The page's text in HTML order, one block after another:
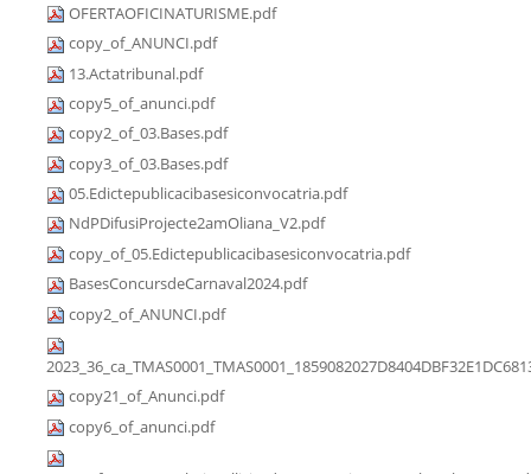
OFERTAOFICINATURISME.pdf
copy_of_ANUNCI.pdf
13.Actatribunal.pdf
copy5_of_anunci.pdf
copy2_of_03.Bases.pdf
copy3_of_03.Bases.pdf
05.Edictepublicacibasesiconvocatria.pdf
NdPDifusiProjecte2amOliana_V2.pdf
copy_of_05.Edictepublicacibasesiconvocatria.pdf
BasesConcursdeCarnaval2024.pdf
copy2_of_ANUNCI.pdf
copy21_of_Anunci.pdf
copy6_of_anunci.pdf